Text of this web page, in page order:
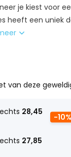
je kiest voor
heeft een uniek
van deze
28,45
27,85
-10%